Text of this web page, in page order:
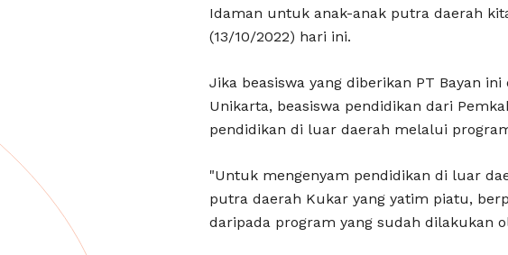
Idaman untuk anak-anak putra daerah
(13/10/2022) hari ini.
Jika beasiswa yang diberikan PT Bayan
Unikarta, beasiswa pendidikan dari
pendidikan di luar daerah melalui
"Untuk mengenyam pendidikan di luar
putra daerah Kukar yang yatim piatu,
daripada program yang sudah dilakukan